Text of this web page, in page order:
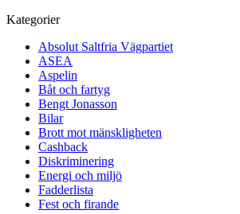
Kategorier
Absolut Saltfria Vägpartiet
ASEA
Aspelin
Båt och fartyg
Bengt Jonasson
Bilar
Brott mot mänskligheten
Cashback
Diskriminering
Energi och miljö
Fadderlista
Fest och firande